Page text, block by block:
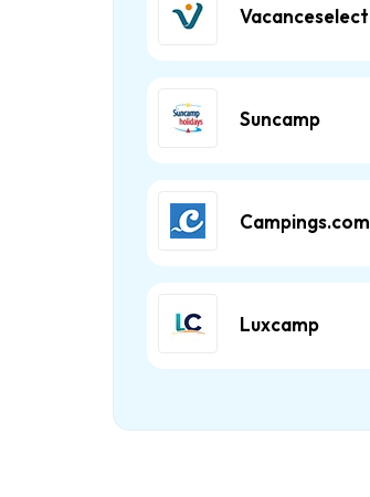
Vacanceselect
Suncamp
Campings.com
Luxcamp